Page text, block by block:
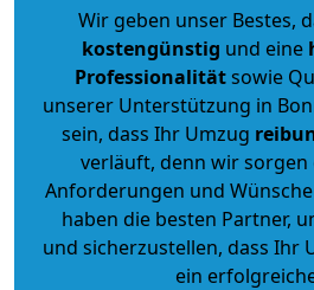
Wir geben unser Bestes,
kostengünstig und eine
Professionalitätsowie
unserer Unterstützung in
sein, dass Ihr Umzug
verläuft, denn wir sorgen
Anforderungen und
haben die besten Partner,
und sicherzustellen, dass Ihr
ein